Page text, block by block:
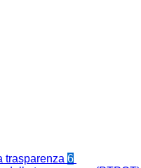
trasparenza 6